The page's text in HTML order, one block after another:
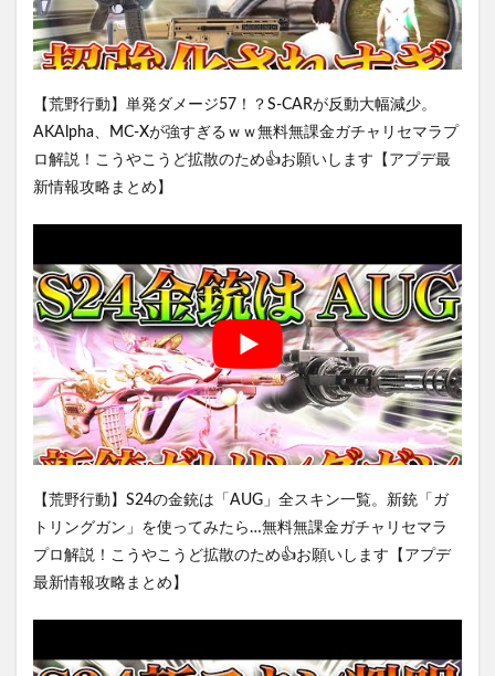
【荒野行動】単発ダメージ57！？S-CARが反動大幅減少。
AKAlpha、MC-Xが強すぎるｗｗ無料無課金ガチャリセマラプ
ロ解説！こうやこうど拡散のため👍お願いします【アプデ最
新情報攻略まとめ】
【荒野行動】S24の金銃は「AUG」全スキン一覧。新銃「ガ
トリングガン」を使ってみたら…無料無課金ガチャリセマラ
プロ解説！こうやこうど拡散のため👍お願いします【アプデ
最新情報攻略まとめ】